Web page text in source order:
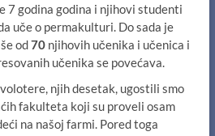
7 godina godina i njihovi studenti
uče o permakulturi. Do sada je
od70njihovih učenika i učenica i
učenika se povećava.
njih desetak, ugostili smo
fakulteta koji su proveli osam
na našoj farmi. Pored toga